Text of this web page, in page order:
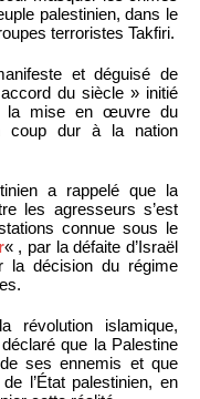
palestinien, dans le
terroristes Takfiri.
et déguisé de
du siècle » initié
la mise en œuvre du
coup dur à la nation
a rappelé que la
les agresseurs s’est
connue sous le
« , par la défaite d’Israël
la décision du régime
islamique,
que la Palestine
ses ennemis et que
l’État palestinien, en